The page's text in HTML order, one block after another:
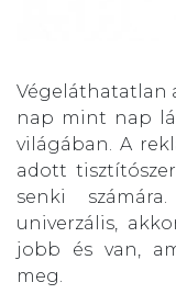
Végeláthatatlan
nap mint nap
világában. A
adott
senki
univerzális,
jobb és van,
meg.